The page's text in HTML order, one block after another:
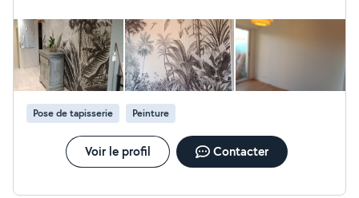
propre et ponctuel
Pose de tapisserie Peinture
Voir le profil Contacter